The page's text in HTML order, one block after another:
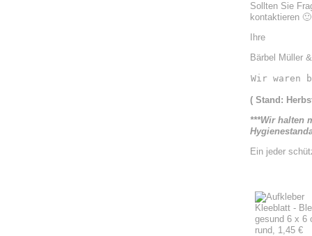
Sollten Sie
kontaktieren 🙂
Ihre
Bärbel Müller
Wir waren
( Stand:
***Wir halten
Ein jeder